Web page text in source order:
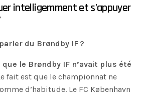
intelligemment et s’appuyer
du Brøndby IF ?
que le Brøndby IF n’avait plus été
fait est que le championnat ne
d’habitude. Le FC København